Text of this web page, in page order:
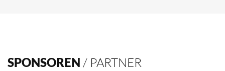
SPONSOREN / PARTNER